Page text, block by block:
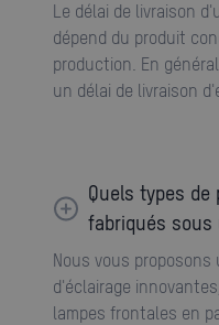
Le délai de livraison d'un article de marque privée
dépend du produit
production. En
un délai de livraison
Quels types
fabriqués sous
Nous vous proposons une large gamme de solutions
d'éclairage
lampes frontales en